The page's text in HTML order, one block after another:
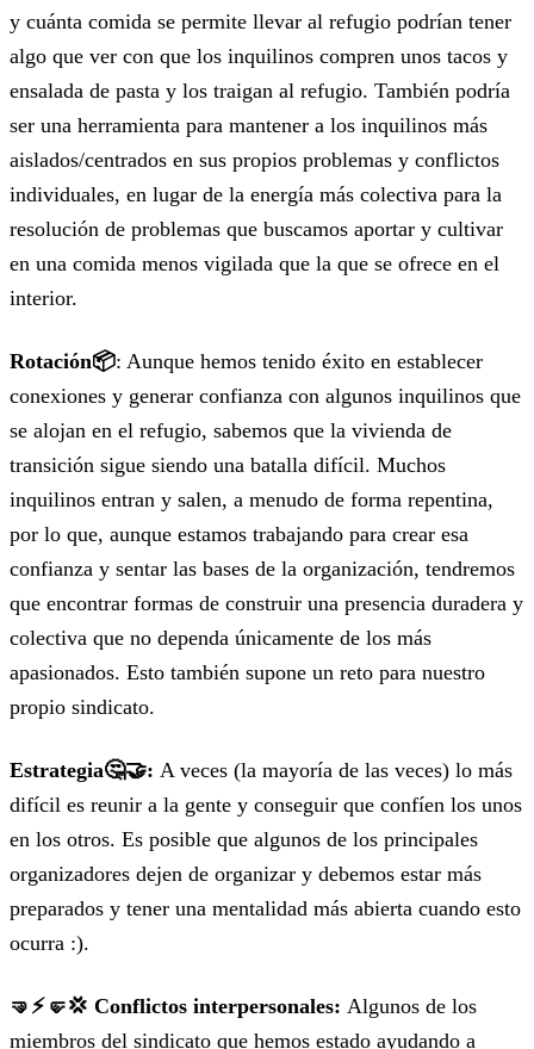
y cuánta comida se permite llevar al refugio podrían tener
algo que ver con que los inquilinos compren unos tacos y
ensalada de pasta y los traigan al refugio. También podría
ser una herramienta para mantener a los inquilinos más
aislados/centrados en sus propios problemas y conflictos
individuales, en lugar de la energía más colectiva para la
resolución de problemas que buscamos aportar y cultivar
en una comida menos vigilada que la que se ofrece en el
interior.
Rotación📦: Aunque hemos tenido éxito en establecer
conexiones y generar confianza con algunos inquilinos que
se alojan en el refugio, sabemos que la vivienda de
transición sigue siendo una batalla difícil. Muchos
inquilinos entran y salen, a menudo de forma repentina,
por lo que, aunque estamos trabajando para crear esa
confianza y sentar las bases de la organización, tendremos
que encontrar formas de construir una presencia duradera y
colectiva que no dependa únicamente de los más
apasionados. Esto también supone un reto para nuestro
propio sindicato.
Estrategia🤔🤝: A veces (la mayoría de las veces) lo más
difícil es reunir a la gente y conseguir que confíen los unos
en los otros. Es posible que algunos de los principales
organizadores dejen de organizar y debemos estar más
preparados y tener una mentalidad más abierta cuando esto
ocurra :).
🤜⚡️🤛💢 Conflictos interpersonales: Algunos de los
miembros del sindicato que hemos estado ayudando a